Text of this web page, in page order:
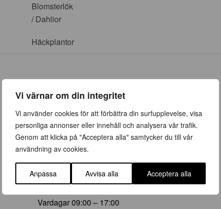
Vi värnar om din integritet
Vi använder cookies för att förbättra din surfupplevelse, visa
personliga annonser eller innehåll och analysera vår trafik.
Genom att klicka på "Acceptera alla" samtycker du till vår
användning av cookies.
Anpassa Avvisa alla Acceptera alla
Blomsterlök
/ Dahlior
Häckplantor
ÖPPETTIDER
Vår (23 mars – 28 juni)
Vardagar 09:00 – 19:00
Lördag 10:00 – 16:00
Söndag/helgdag 10:00 – 16:00
Vardagar 09:00 – 17:00